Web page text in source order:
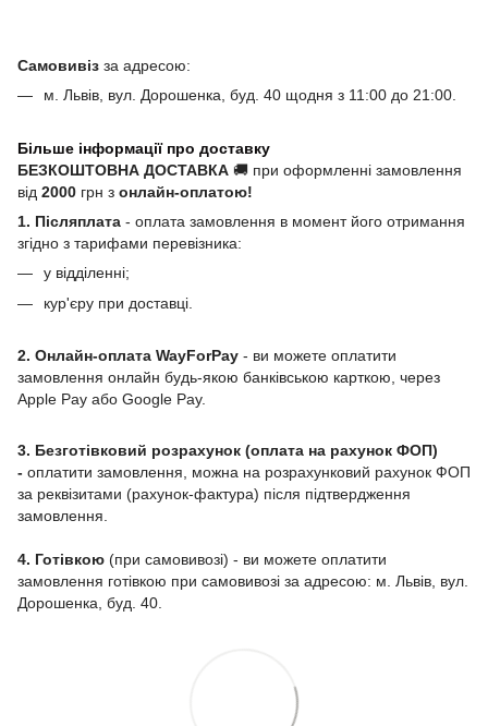
Самовивіз за адресою:
м. Львів, вул. Дорошенка, буд. 40 щодня з 11:00 до 21:00.
Більше інформації про доставку
БЕЗКОШТОВНА ДОСТАВКА 🚚 при оформленні замовлення
від 2000 грн з онлайн-оплатою!
1. Післяплата - оплата замовлення в момент його отримання
згідно з тарифами перевізника:
у відділенні;
кур'єру при доставці.
2. Онлайн-оплата WayForPay - ви можете оплатити
замовлення онлайн будь-якою банківською карткою, через
Apple Pay або Google Pay.
3. Безготівковий розрахунок (оплата на рахунок ФОП)
- оплатити замовлення, можна на розрахунковий рахунок ФОП
за реквізитами (рахунок-фактура) після підтвердження
замовлення.
4. Готівкою (при самовивозі) - ви можете оплатити
замовлення готівкою при самовивозі за адресою: м. Львів, вул.
Дорошенка, буд. 40.